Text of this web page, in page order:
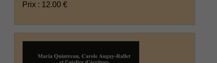
Prix : 12.00 €